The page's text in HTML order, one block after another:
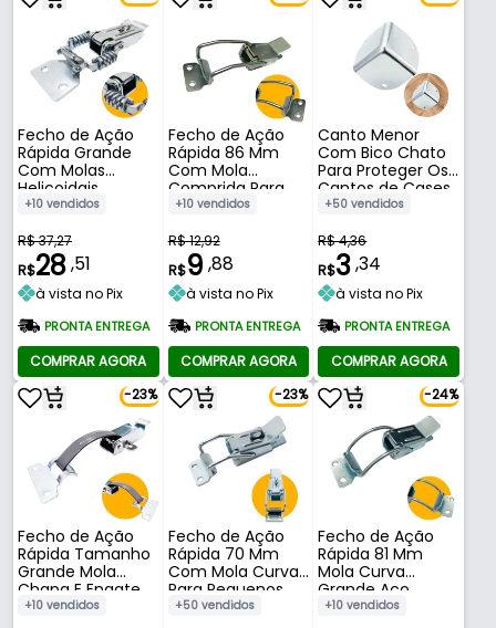
Fecho de Ação
Rápida Grande
Com Molas
Helicoidais
Laterais 126 Mm
+10 vendidos
R$ 37,27
R$28,51
à vista no Pix
PRONTA ENTREGA
COMPRAR AGORA
Fecho de Ação
Rápida 86 Mm
Com Mola
Comprida Para
Travamentos
+10 vendidos
R$ 12,92
R$9 ,88
à vista no Pix
PRONTA ENTREGA
COMPRAR AGORA
Canto Menor
Com Bico Chato
Para Proteger Os
Cantos de Cases
Pequenos
+50 vendidos
R$ 4,36
R$3,34
à vista no Pix
PRONTA ENTREGA
COMPRAR AGORA
-23%
Fecho de Ação
Rápida Tamanho
Grande Mola
Chapa E Engate
Vazado 140 Mm
+10 vendidos
-23%
Fecho de Ação
Rápida 70 Mm
Com Mola Curva
Para Pequenos
Travamentos
+50 vendidos
-24%
Fecho de Ação
Rápida 81 Mm
Mola Curva
Grande Aço
Galvanizado
+10 vendidos